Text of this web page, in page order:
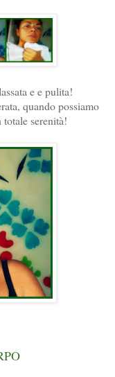
e e pulita!
quando possiamo
serenità!